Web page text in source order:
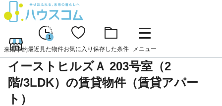
来店予約
1
最近見た物件お気に入り 保存した条件 メニュー
イーストヒルズＡ 203号室（2
階/3LDK）の賃貸物件（賃貸アパー
ト）